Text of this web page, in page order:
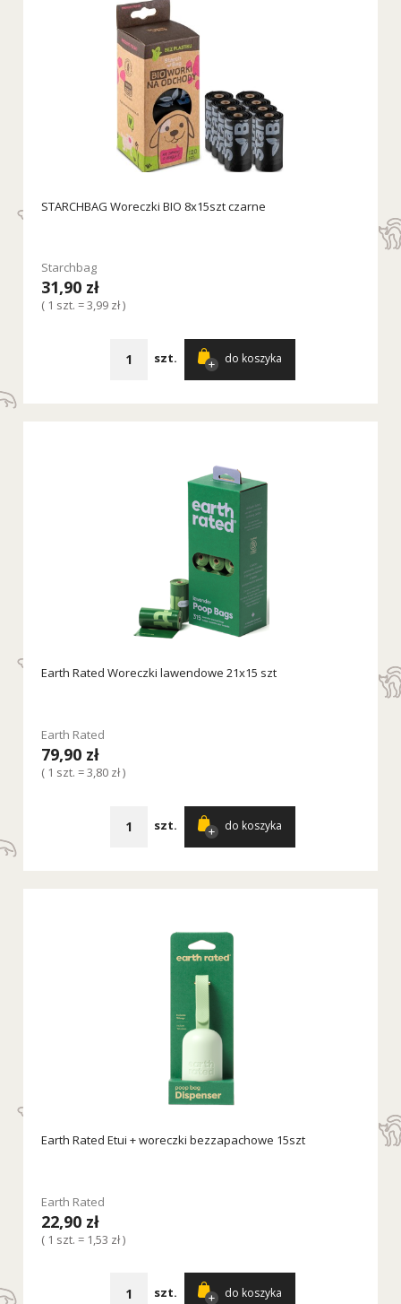
STARCHBAG Woreczki BIO 8x15szt czarne
Starchbag
31,90 zł
( 1 szt. = 3,99 zł )
szt. do koszyka
Earth Rated Woreczki lawendowe 21x15 szt
Earth Rated
79,90 zł
( 1 szt. = 3,80 zł )
szt. do koszyka
Earth Rated Etui + woreczki bezzapachowe 15szt
Earth Rated
22,90 zł
( 1 szt. = 1,53 zł )
szt. do koszyka